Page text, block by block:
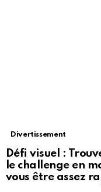
Divertissement
Défi visuel :
le challenge en
vous être assez